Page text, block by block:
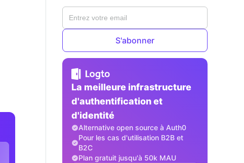
S'abonner
La meilleure infrastructure
d'authentification et
d'identité
Alternative open source à Auth0
Pour les cas d'utilisation B2B et
B2C
Plan gratuit jusqu'à 50k MAU